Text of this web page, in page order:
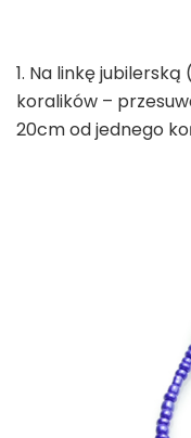
1. Na linkę
koralików –
20cm od jednego